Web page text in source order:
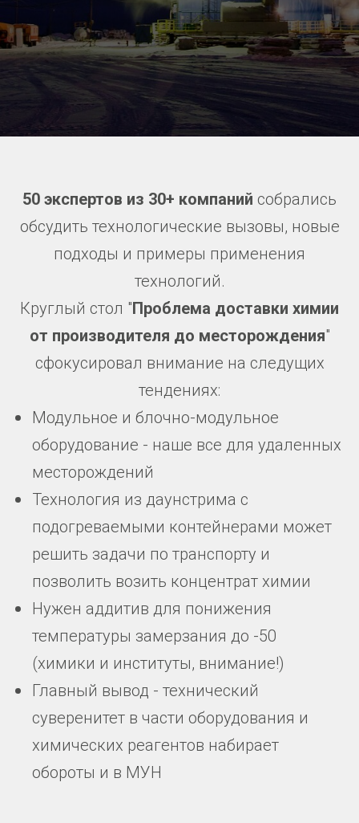
50 экспертов из 30+ компаний собрались
обсудить технологические вызовы, новые
подходы и примеры применения
технологий.
Круглый стол "Проблема доставки химии
от производителя до месторождения"
сфокусировал внимание на следущих
тендениях:
Модульное и блочно-модульное
оборудование - наше все для удаленных
месторождений
Технология из даунстрима с
подогреваемыми контейнерами может
решить задачи по транспорту и
позволить возить концентрат химии
Нужен аддитив для понижения
температуры замерзания до -50
(химики и институты, внимание!)
Главный вывод - технический
суверенитет в части оборудования и
химических реагентов набирает
обороты и в МУН